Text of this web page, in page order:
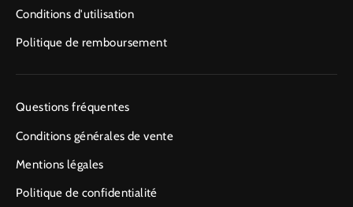
Conditions d'utilisation
Politique de remboursement
Questions fréquentes
Conditions générales de vente
Mentions légales
Politique de confidentialité